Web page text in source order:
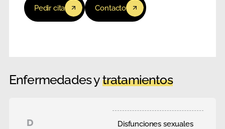
Pedir cita Contacto
Enfermedades ytratamientos
D Disfunciones sexuales